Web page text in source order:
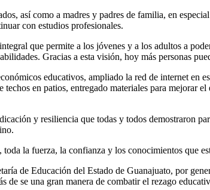
así como a madres y padres de familia, en
con estudios profesionales.
que permite a los jóvenes y a los adultos a
Gracias a esta visión, hoy más personas
educativos, ampliado la red de internet en
en patios, entregado materiales para mejorar
y resiliencia que todas y todos demostraron
la fuerza, la confianza y los conocimientos que
de Educación del Estado de Guanajuato, por
de se una gran manera de combatir el rezago